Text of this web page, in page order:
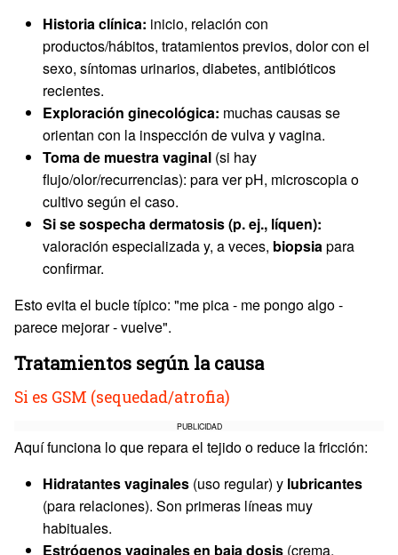
Historia clínica: inicio, relación con
productos/hábitos, tratamientos previos, dolor con el
sexo, síntomas urinarios, diabetes, antibióticos
recientes.
Exploración ginecológica: muchas causas se
orientan con la inspección de vulva y vagina.
Toma de muestra vaginal (si hay
flujo/olor/recurrencias): para ver pH, microscopia o
cultivo según el caso.
Si se sospecha dermatosis (p. ej., líquen):
valoración especializada y, a veces, biopsiapara
confirmar.
Esto evita el bucle típico: "me pica - me pongo algo -
parece mejorar - vuelve".
Tratamientos según la causa
Si es GSM (sequedad/atrofia)
PUBLICIDAD
Aquí funciona lo que repara el tejido o reduce la fricción:
Hidratantes vaginales (uso regular) y lubricantes
(para relaciones). Son primeras líneas muy
habituales.
Estrógenos vaginales en baja dosis (crema,